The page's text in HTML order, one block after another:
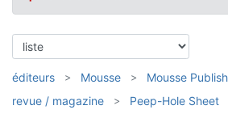
éditeurs Mousse
Mousse
revue / magazine
Peep-Hole Sheet